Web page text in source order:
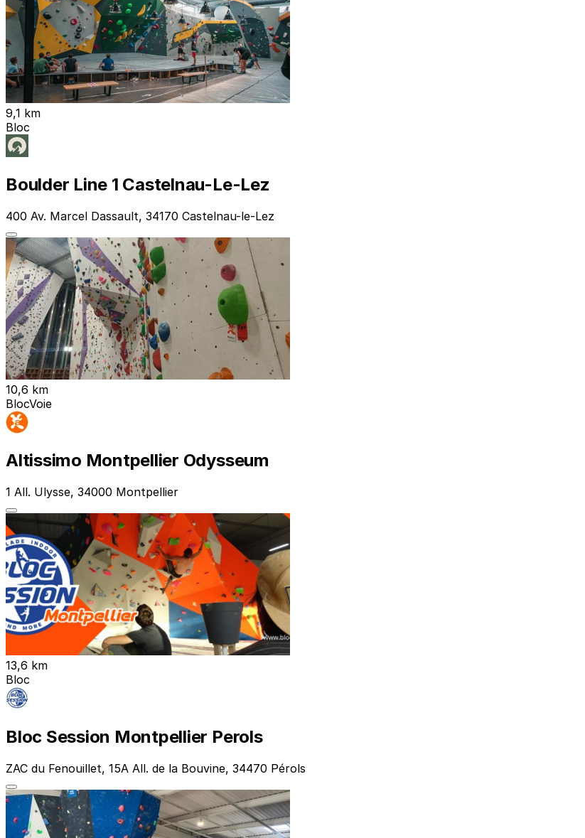
9,1 km
Bloc
Boulder Line 1 Castelnau-Le-Lez
400 Av. Marcel Dassault, 34170 Castelnau-le-Lez
10,6 km
BlocVoie
Altissimo Montpellier Odysseum
1 All. Ulysse, 34000 Montpellier
13,6 km
Bloc
Bloc Session Montpellier Perols
ZAC du Fenouillet, 15A All. de la Bouvine, 34470 Pérols